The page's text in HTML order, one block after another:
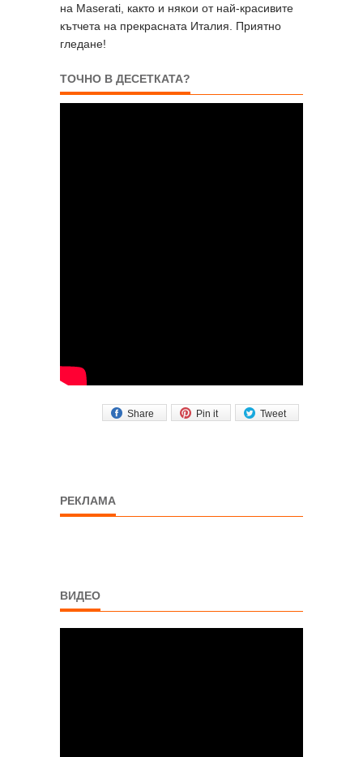
на Maserati, както и някои от най-красивите
кътчета на прекрасната Италия. Приятно
гледане!
ТОЧНО В ДЕСЕТКАТА?
Tweet
Pin it
Share
РЕКЛАМА
ВИДЕО